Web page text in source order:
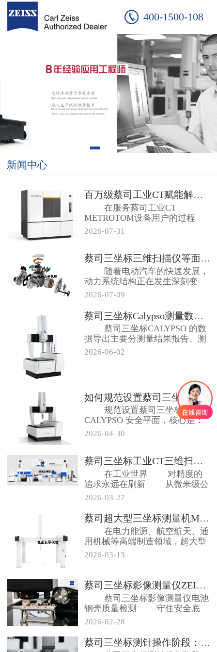
400-1500-108
新闻中心
百万级蔡司工业CT赋能解决方案 ...
在服务蔡司工业CT
METROTOM设备用户的过程
中，我们发现...
2026-07-31
蔡司三坐标三维扫描仪等面向电动出...
随着电动汽车的快速发展，
动力系统结构正在发生深刻变
化。与传统内燃...
2026-07-09
蔡司三坐标Calypso测量数据...
蔡司三坐标CALYPSO 的数
据导出主要分测量结果报告、测
点云 ...
2026-06-02
如何规范设置蔡司三坐标CALYP...
规范设置蔡司三坐标
CALYPSO 安全平面，核心是：
先建坐标系→...
2026-04-30
蔡司三坐标工业CT三维扫描仪等方...
在工业世界 对精度的
追求永远在刷新 从微米级公
差到纳...
2026-03-27
蔡司超大型三坐标测量机MMZ系列...
在电力能源、航空航天、通
用机械等高端制造领域，超大型
工件的精密测...
2026-03-13
蔡司三坐标影像测量仪ZEISS ...
蔡司三坐标影像测量仪电池
钢壳质量检测 守住安全底
线，拒绝续...
2026-02-28
蔡司三坐标测针操作阶段：新手容易...